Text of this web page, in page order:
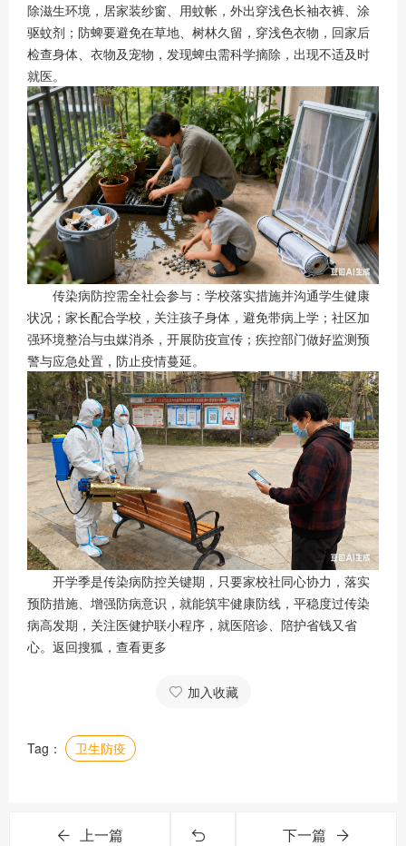
除滋生环境，居家装纱窗、用蚊帐，外出穿浅色长袖衣裤、涂
驱蚊剂；防蜱要避免在草地、树林久留，穿浅色衣物，回家后
检查身体、衣物及宠物，发现蜱虫需科学摘除，出现不适及时
就医。
传染病防控需全社会参与：学校落实措施并沟通学生健康
状况；家长配合学校，关注孩子身体，避免带病上学；社区加
强环境整治与虫媒消杀，开展防疫宣传；疾控部门做好监测预
警与应急处置，防止疫情蔓延。
开学季是传染病防控关键期，只要家校社同心协力，落实
预防措施、增强防病意识，就能筑牢健康防线，平稳度过传染
病高发期，关注医健护联小程序，就医陪诊、陪护省钱又省
心。返回搜狐，查看更多
加入收藏
Tag： 卫生防疫
上一篇 下一篇